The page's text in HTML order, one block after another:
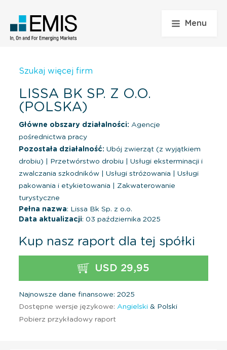
Menu
Szukaj więcej firm
LISSA BK SP. Z O.O.
(POLSKA)
Główne obszary działalności: Agencje
pośrednictwa pracy
Pozostała działalność: Ubój zwierząt (z wyjątkiem
drobiu)
Przetwórstwo drobiu
Usługi eksterminacji i
zwalczania szkodników
Usługi stróżowania
Usługi
pakowania i etykietowania
Zakwaterowanie
turystyczne
Pełna nazwa: Lissa Bk Sp. z o.o.
Data aktualizacji: 03 października 2025
Kup nasz raport dla tej spółki
USD 29,95
Najnowsze dane finansowe: 2025
Dostępne wersje językowe: Angielski & Polski
Pobierz przykładowy raport